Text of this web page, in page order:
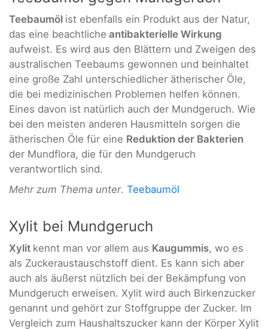
Teebaumöl ist ebenfalls ein Produkt aus der Natur,
das eine beachtliche antibakterielle Wirkung
aufweist. Es wird aus den Blättern und Zweigen des
australischen Teebaums gewonnen und beinhaltet
eine große Zahl unterschiedlicher ätherischer Öle,
die bei medizinischen Problemen helfen können.
Eines davon ist natürlich auch der Mundgeruch. Wie
bei den meisten anderen Hausmitteln sorgen die
ätherischen Öle für eine Reduktion der Bakterien
der Mundflora, die für den Mundgeruch
verantwortlich sind.
Mehr zum Thema unter. Teebaumöl
Xylit bei Mundgeruch
Xylit kennt man vor allem aus Kaugummis, wo es
als Zuckeraustauschstoff dient. Es kann sich aber
auch als äußerst nützlich bei der Bekämpfung von
Mundgeruch erweisen. Xylit wird auch Birkenzucker
genannt und gehört zur Stoffgruppe der Zucker. Im
Vergleich zum Haushaltszucker kann der Körper Xylit